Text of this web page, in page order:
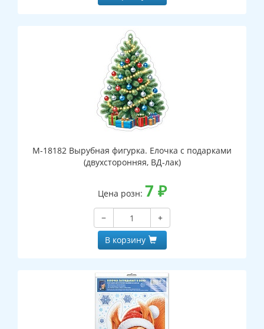
М-18182 Вырубная фигурка. Елочка с подарками
(двухсторонняя, ВД-лак)
Цена розн: 7 ₽
−
+
В корзину